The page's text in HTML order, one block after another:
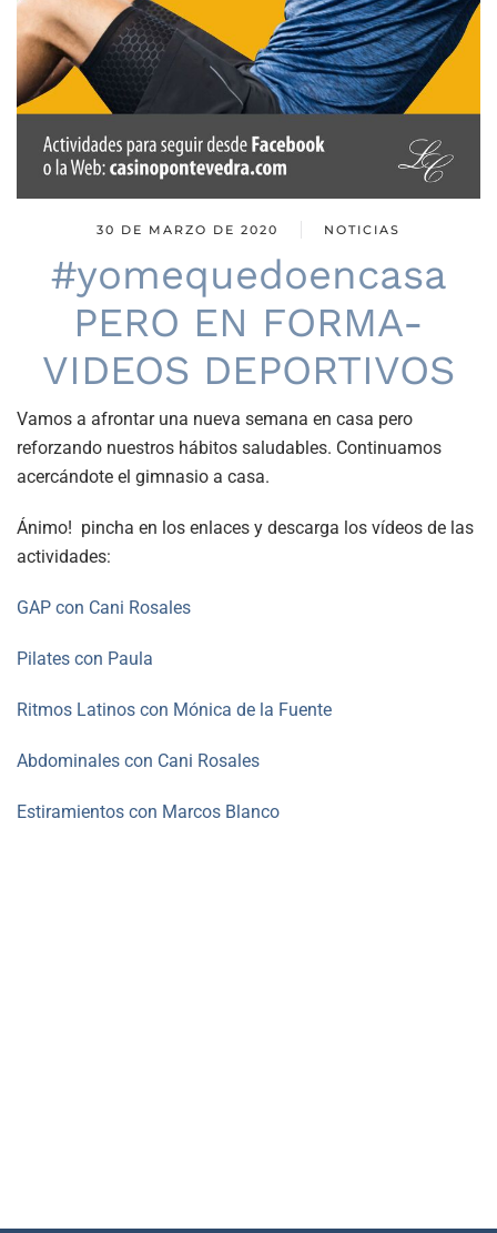
30 DE MARZO DE 2020 NOTICIAS
#yomequedoencasa
PERO EN FORMA-
VIDEOS DEPORTIVOS
Vamos a afrontar una nueva semana en casa pero
reforzando nuestros hábitos saludables. Continuamos
acercándote el gimnasio a casa.
Ánimo! pincha en los enlaces y descarga los vídeos de las
actividades:
GAP con Cani Rosales
Pilates con Paula
Ritmos Latinos con Mónica de la Fuente
Abdominales con Cani Rosales
Estiramientos con Marcos Blanco